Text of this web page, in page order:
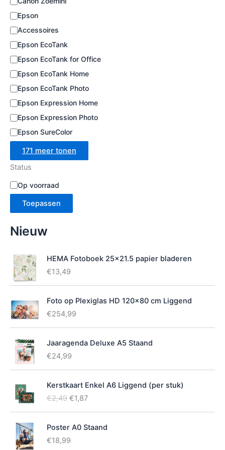
e
Epson
Accessoires
Epson EcoTank
Epson EcoTank for Office
Epson EcoTank Home
Epson EcoTank Photo
Epson Expression Home
Epson Expression Photo
Epson SureColor
171 meer tonen
Status
B
e
c
i
b
r
e
Op voorraad
Toepassen
Nieuw
HEMA Fotoboek 25x21.5 papier bladeren
€13,49
Foto op Plexiglas HD 120x80 cm Liggend
€254,99
Jaaragenda Deluxe A5 Staand
€24,99
Kerstkaart Enkel A6 Liggend (per stuk)
€2,49 O
s
p
€1,87H
d
Poster A0 Staand
€18,99